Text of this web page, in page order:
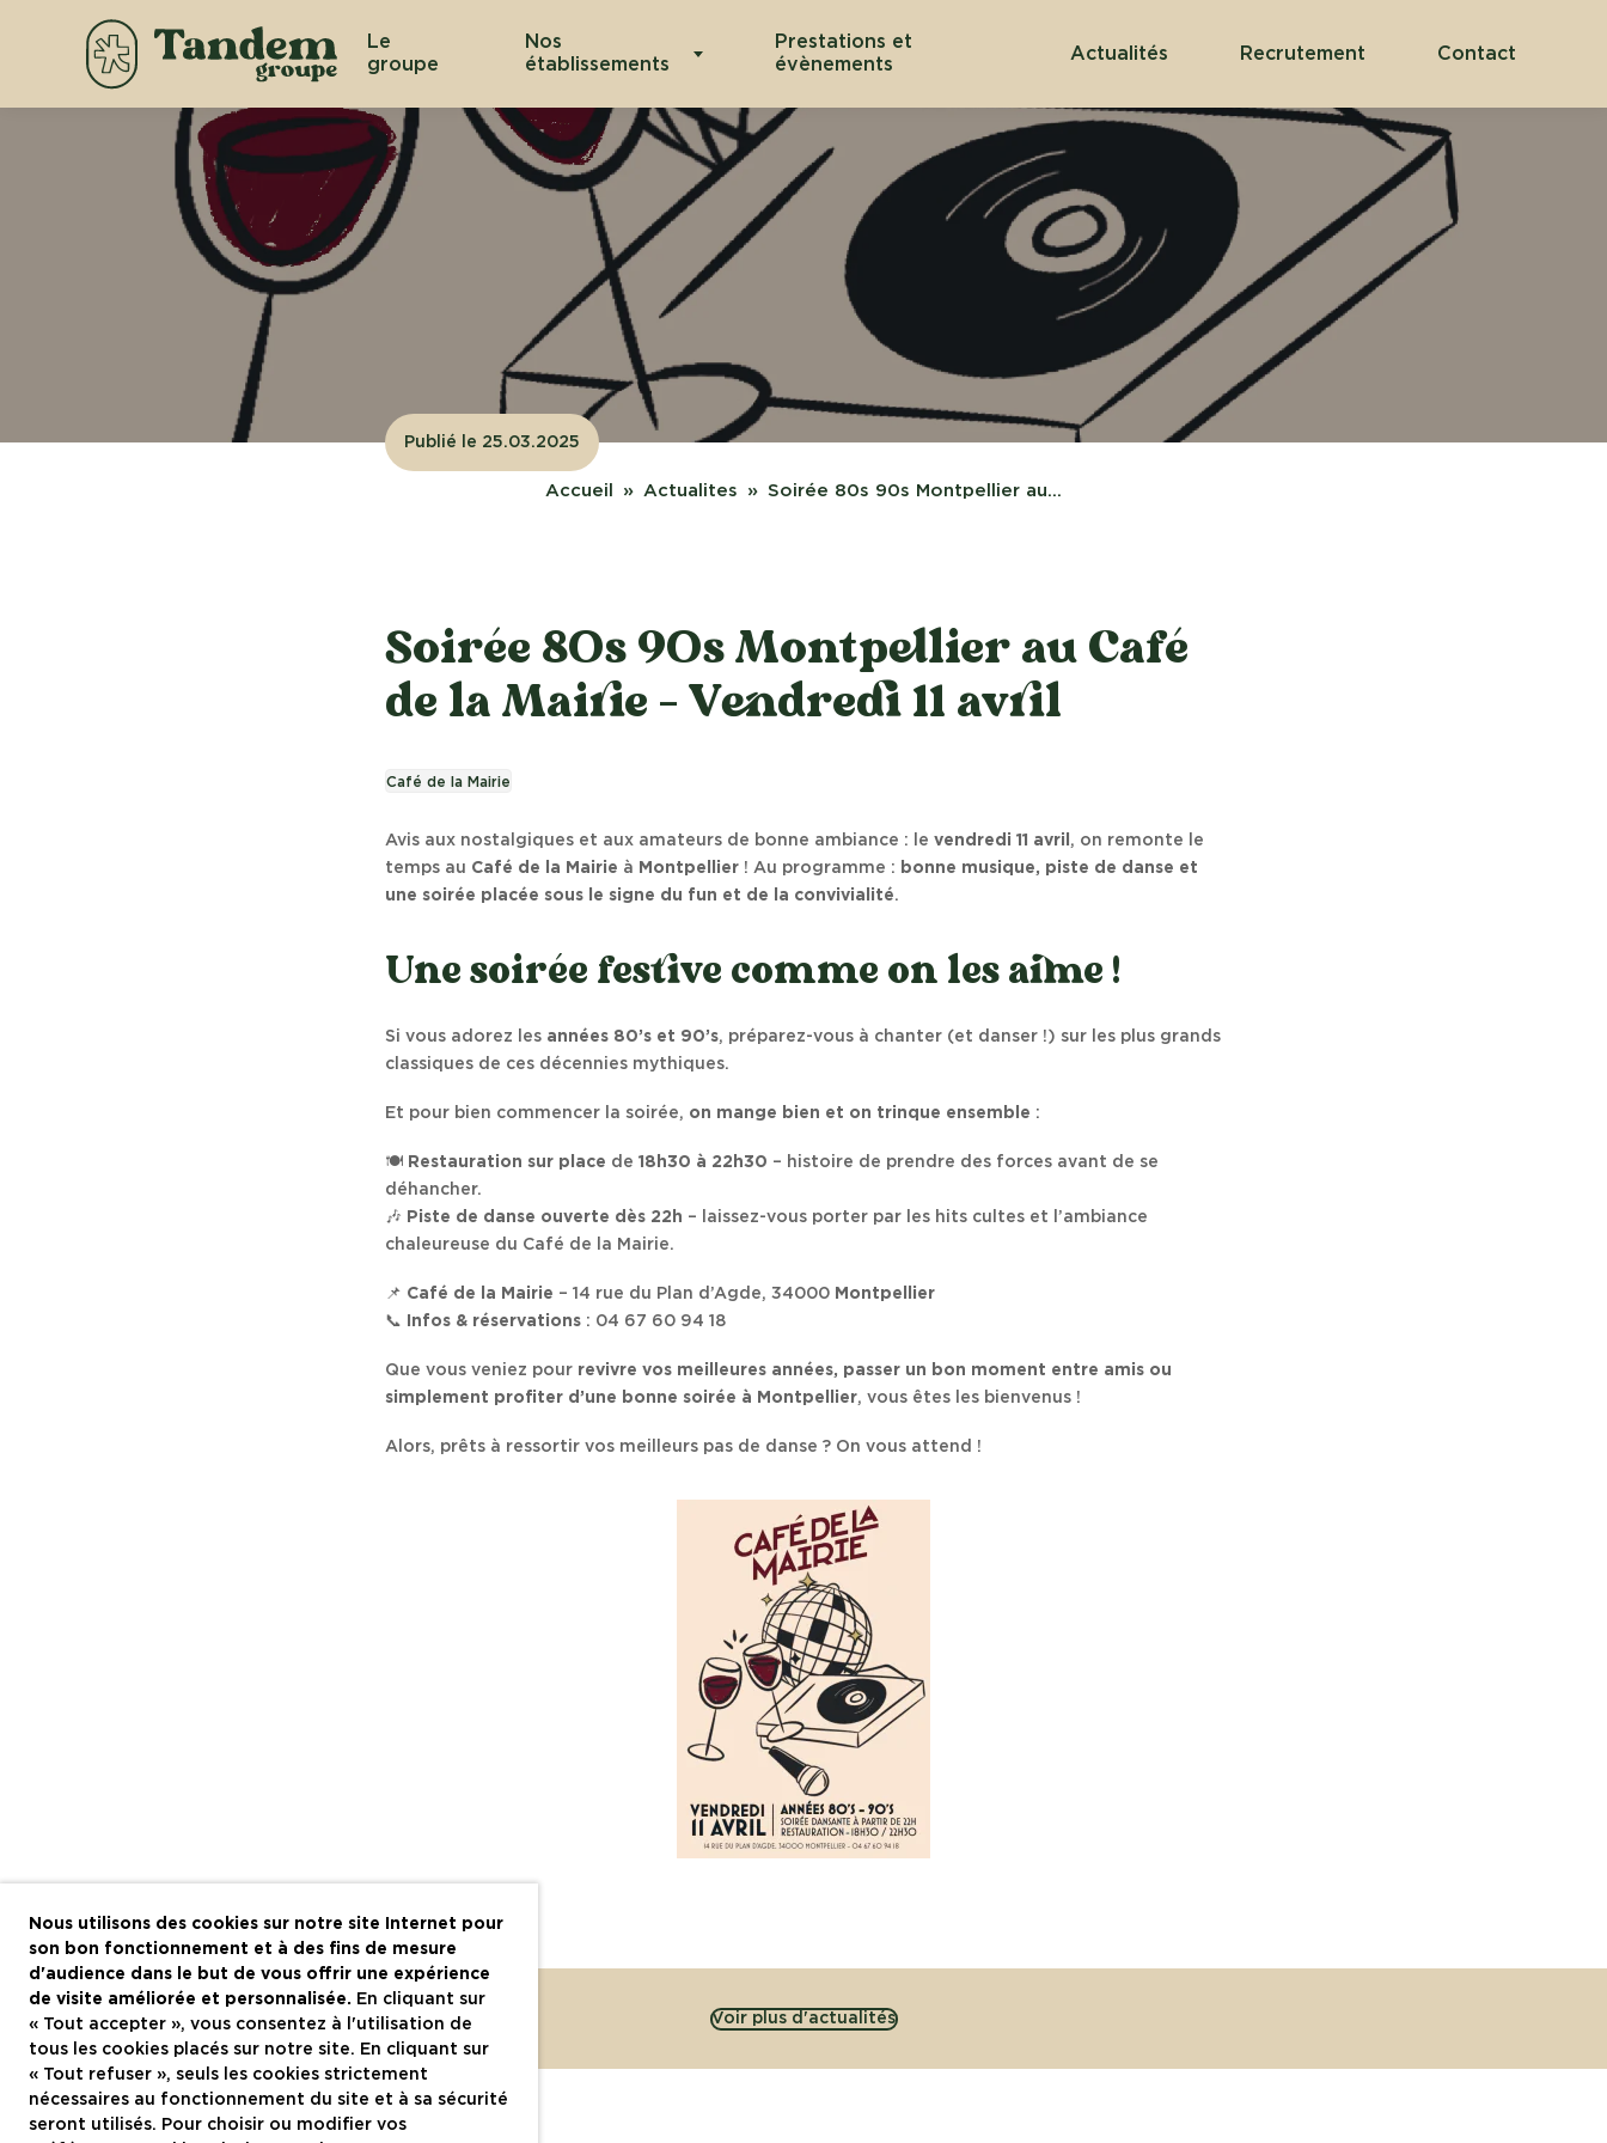
Le
groupe
Nos
établissements
Prestations et
évènements
Actualités Recrutement Contact
Publié le 25.03.2025
Accueil Actualites Soirée 80s 90s Montpellier au...
Soirée 80s 90s Montpellier au Café
de la Mairie – Vendredi 11 avril
Café de la Mairie
Avis aux nostalgiques et aux amateurs de bonne ambiance : le vendredi 11 avril , on remonte le
temps au Café de la Mairie à Montpellier ! Au programme : bonne musique, piste de danse et
une soirée placée sous le signe du fun et de la convivialité.
Une soirée festive comme on les aime !
Si vous adorez les années 80’s et 90’s, préparez-vous à chanter (et danser !) sur les plus grands
classiques de ces décennies mythiques.
Et pour bien commencer la soirée, on mange bien et on trinque ensemble :
🍽 Restauration sur place de 18h30 à 22h30 – histoire de prendre des forces avant de se
déhancher.
🎶 Piste de danse ouverte dès 22h – laissez-vous porter par les hits cultes et l’ambiance
chaleureuse du Café de la Mairie.
📌 Café de la Mairie – 14 rue du Plan d’Agde, 34000 Montpellier
📞
Infos & réservations : 04 67 60 94 18
Que vous veniez pour revivre vos meilleures années, passer un bon moment entre amis ou
simplement profiter d’une bonne soirée à Montpellier, vous êtes les bienvenus !
Alors, prêts à ressortir vos meilleurs pas de danse ? On vous attend !
Voir plus d'actualités
Nous utilisons des cookies sur notre site Internet pour
son bon fonctionnement et à des fins de mesure
d'audience dans le but de vous offrir une expérience
de visite améliorée et personnalisée. En cliquant sur
« Tout accepter », vous consentez à l'utilisation de
tous les cookies placés sur notre site. En cliquant sur
« Tout refuser », seuls les cookies strictement
nécessaires au fonctionnement du site et à sa sécurité
seront utilisés. Pour choisir ou modifier vos